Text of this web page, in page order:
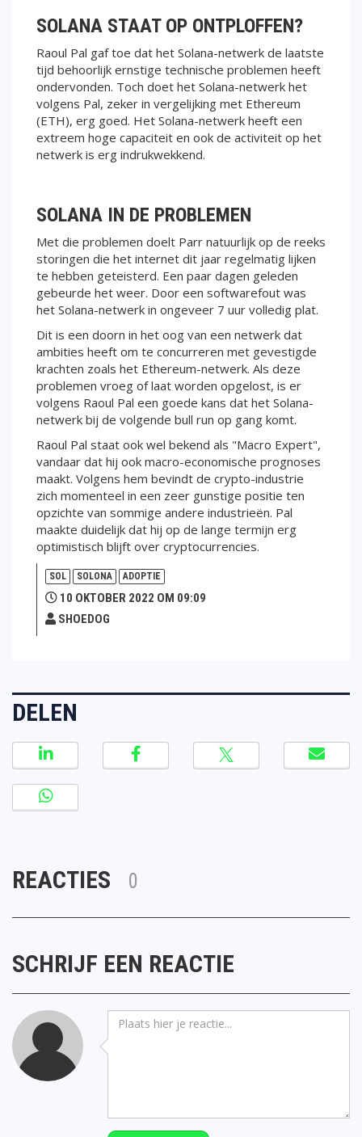
SOLANA STAAT OP ONTPLOFFEN?
Raoul Pal gaf toe dat het Solana-netwerk de laatste
tijd behoorlijk ernstige technische problemen heeft
ondervonden. Toch doet het Solana-netwerk het
volgens Pal, zeker in vergelijking met Ethereum
(ETH), erg goed. Het Solana-netwerk heeft een
extreem hoge capaciteit en ook de activiteit op het
netwerk is erg indrukwekkend.
SOLANA IN DE PROBLEMEN
Met die problemen doelt Parr natuurlijk op de reeks
storingen die het internet dit jaar regelmatig lijken
te hebben geteisterd. Een paar dagen geleden
gebeurde het weer. Door een softwarefout was
het Solana-netwerk in ongeveer 7 uur volledig plat.
Dit is een doorn in het oog van een netwerk dat
ambities heeft om te concurreren met gevestigde
krachten zoals het Ethereum-netwerk. Als deze
problemen vroeg of laat worden opgelost, is er
volgens Raoul Pal een goede kans dat het Solana-
netwerk bij de volgende bull run op gang komt.
Raoul Pal staat ook wel bekend als "Macro Expert",
vandaar dat hij ook macro-economische prognoses
maakt. Volgens hem bevindt de crypto-industrie
zich momenteel in een zeer gunstige positie ten
opzichte van sommige andere industrieën. Pal
maakte duidelijk dat hij op de lange termijn erg
optimistisch blijft over cryptocurrencies.
SOL SOLONA ADOPTIE
10 OKTOBER 2022 OM 09:09
SHOEDOG
DELEN
REACTIES 0
SCHRIJF EEN REACTIE